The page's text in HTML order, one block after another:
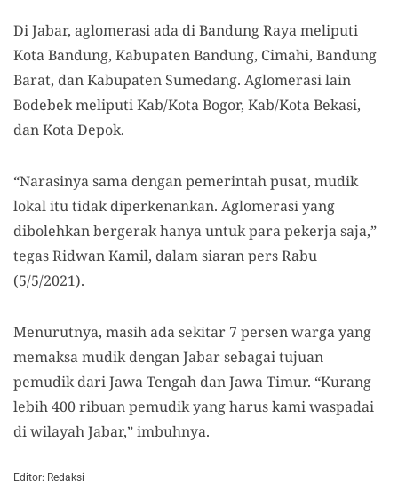
Di Jabar, aglomerasi ada di Bandung Raya meliputi
Kota Bandung, Kabupaten Bandung, Cimahi, Bandung
Barat, dan Kabupaten Sumedang. Aglomerasi lain
Bodebek meliputi Kab/Kota Bogor, Kab/Kota Bekasi,
dan Kota Depok.
“Narasinya sama dengan pemerintah pusat, mudik
lokal itu tidak diperkenankan. Aglomerasi yang
dibolehkan bergerak hanya untuk para pekerja saja,”
tegas Ridwan Kamil, dalam siaran pers Rabu
(5/5/2021).
Menurutnya, masih ada sekitar 7 persen warga yang
memaksa mudik dengan Jabar sebagai tujuan
pemudik dari Jawa Tengah dan Jawa Timur. “Kurang
lebih 400 ribuan pemudik yang harus kami waspadai
di wilayah Jabar,” imbuhnya.
Editor: Redaksi